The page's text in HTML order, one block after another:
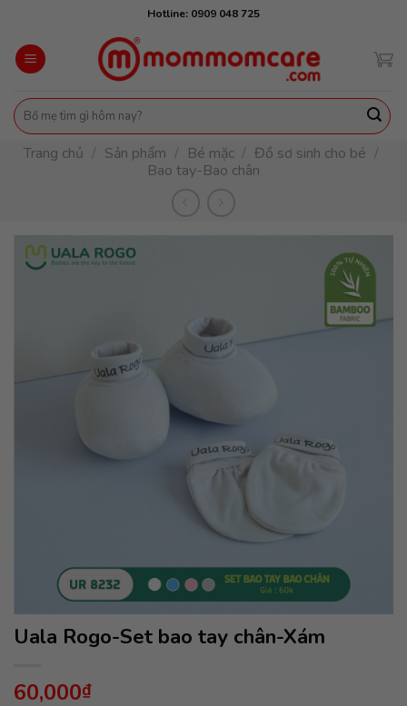
content
Hotline: 0909 048 725
Tìm
kiếm:
Trang chủ / Sản phẩm / Bé mặc / Đồ sơ sinh cho bé /
Bao tay-Bao chân
Uala Rogo-Set bao tay chân-Xám
60,000₫